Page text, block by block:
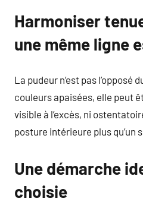
Harmoniser
une même ligne
La pudeur n’est pas l’opposé
couleurs apaisées, elle peut
visible à l’excès, ni
posture intérieure plus
Une démarche
choisie